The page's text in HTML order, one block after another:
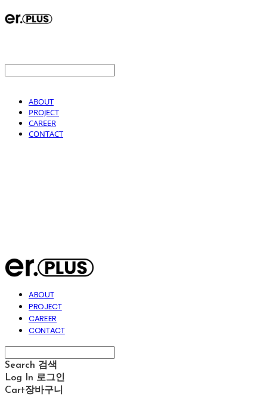
ABOUT
PROJECT
CAREER
CONTACT
ABOUT
PROJECT
CAREER
CONTACT
Search 검색
Log In 로그인
Cart장바구니